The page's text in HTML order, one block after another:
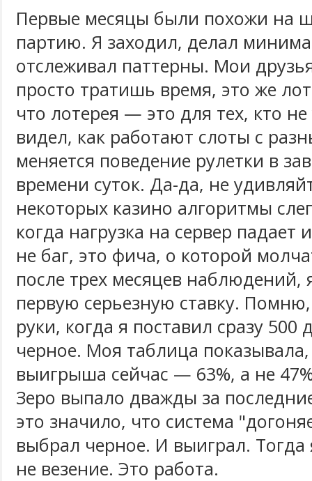
Первые месяцы были похожи на
партию. Я заходил, делал
отслеживал паттерны. Мои
просто тратишь время, это же
что лотерея — это для тех, кто
видел, как работают слоты с
меняется поведение рулетки в
времени суток. Да-да, не
некоторых казино алгоритмы
когда нагрузка на сервер падает
не баг, это фича, о которой
после трех месяцев наблюдений,
первую серьезную ставку.
руки, когда я поставил сразу 500
черное. Моя таблица
выигрыша сейчас — 63%, а не
Зеро выпало дважды за
это значило, что система
выбрал черное. И выиграл. Тогда
не везение. Это работа.